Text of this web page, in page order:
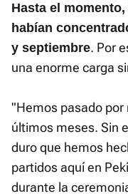
Hasta el
habían
y septiembre. Por
una enorme carga
"Hemos pasado
últimos meses. Sin
duro que hemos
partidos aquí en
durante la